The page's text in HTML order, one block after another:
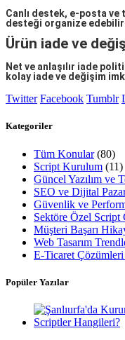
Canlı destek, e-posta ve
desteği organize
Ürün iade ve
Net ve anlaşılır iade
kolay iade ve değişim
Twitter Facebook Tumblr
Kategoriler
Tüm Konular (80)
Script Kurulum (11)
Güncel Yazılım ve
SEO ve Dijital
Güvenlik ve
Sektöre Özel Script
Müşteri Başarı
Web Tasarım
E-Ticaret Çözümleri
Popüler Yazılar